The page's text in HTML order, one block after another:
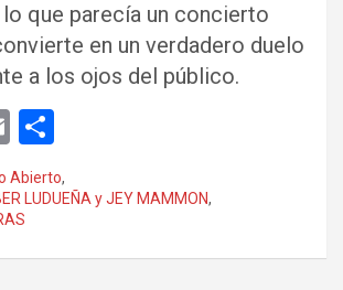
lo que parecía un concierto
en un verdadero duelo
a los ojos del público.
E
m
ail m
ar
Abierto,
LUDUEÑA y JEY MAMMON,